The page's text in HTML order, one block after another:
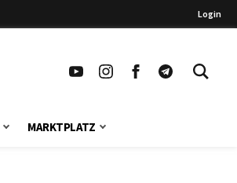
Login
MARKTPLATZ